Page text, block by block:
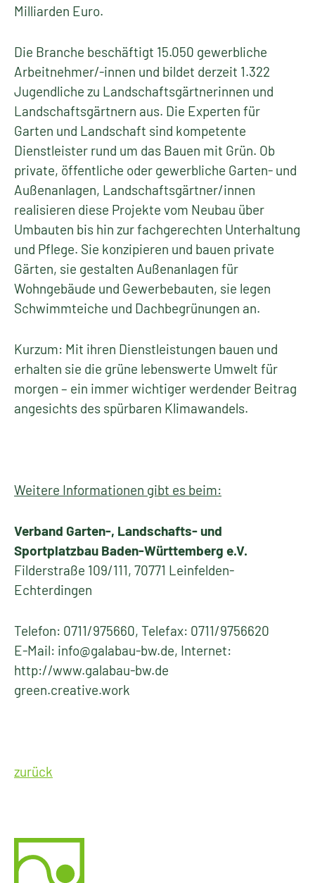
Milliarden Euro.
Die Branche beschäftigt 15.050 gewerbliche
Arbeitnehmer/-innen und bildet derzeit 1.322
Jugendliche zu Landschaftsgärtnerinnen und
Landschaftsgärtnern aus. Die Experten für
Garten und Landschaft sind kompetente
Dienstleister rund um das Bauen mit Grün. Ob
private, öffentliche oder gewerbliche Garten- und
Außenanlagen, Landschaftsgärtner/innen
realisieren diese Projekte vom Neubau über
Umbauten bis hin zur fachgerechten Unterhaltung
und Pflege. Sie konzipieren und bauen private
Gärten, sie gestalten Außenanlagen für
Wohngebäude und Gewerbebauten, sie legen
Schwimmteiche und Dachbegrünungen an.
Kurzum: Mit ihren Dienstleistungen bauen und
erhalten sie die grüne lebenswerte Umwelt für
morgen – ein immer wichtiger werdender Beitrag
angesichts des spürbaren Klimawandels.
Weitere Informationen gibt es beim:
Verband Garten-, Landschafts- und
Sportplatzbau Baden-Württemberg e.V.
Filderstraße 109/111, 70771 Leinfelden-
Echterdingen
Telefon: 0711/975660, Telefax: 0711/9756620
E-Mail: info@galabau-bw.de, Internet:
http://www.galabau-bw.de
green.creative.work
zurück